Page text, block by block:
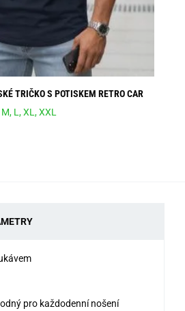
TRIČKO S POTISKEM RETRO CAR
M, L,XL,XXL
pro každodenní nošení